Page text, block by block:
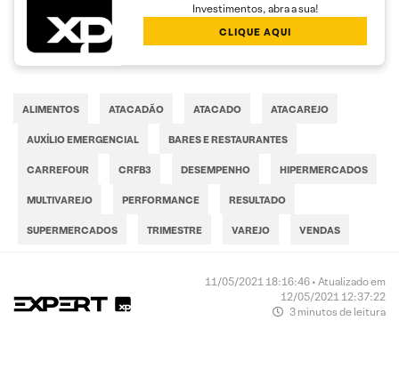
Investimentos, abra a sua!
CLIQUE AQUI
ALIMENTOS ATACADÃO ATACADO ATACAREJO
AUXÍLIO EMERGENCIAL BARES E RESTAURANTES
CARREFOUR CRFB3 DESEMPENHO HIPERMERCADOS
MULTIVAREJO PERFORMANCE RESULTADO
SUPERMERCADOS TRIMESTRE VAREJO VENDAS
11/05/2021 18:16:46 • Atualizado em
12/05/2021 12:37:22
3 minutos de leitura